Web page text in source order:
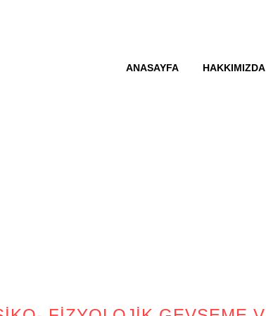
ANASAYFA HAKKIMIZDA